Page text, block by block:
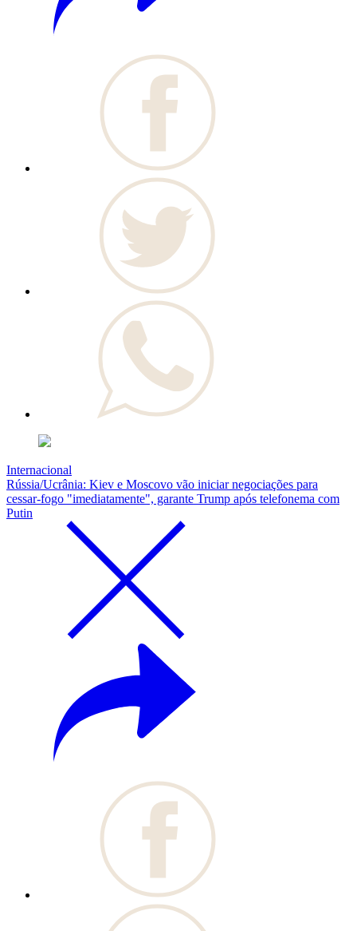
Internacional
Rússia/Ucrânia: Kiev e Moscovo vão iniciar negociações para
cessar-fogo "imediatamente", garante Trump após telefonema com
Putin